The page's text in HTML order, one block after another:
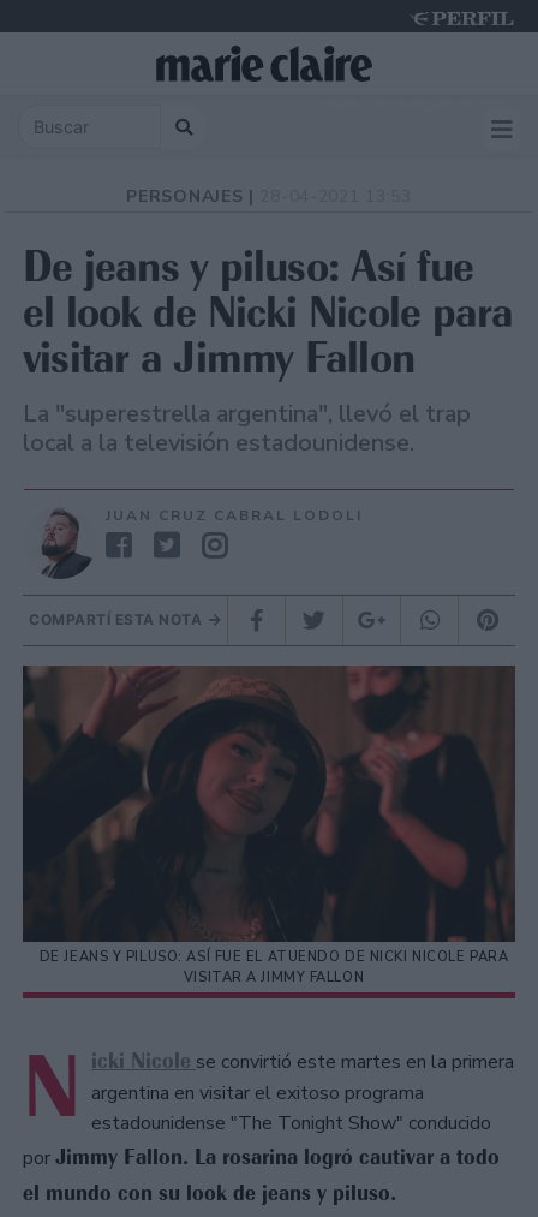
PERSONAJES |
De jeans y piluso: Así fue
el look de Nicki Nicole para
visitar a Jimmy Fallon
La "superestrella argentina", llevó el trap
local a la televisión estadounidense.
JUAN CRUZ CABRAL LODOLI
COMPARTÍ ESTA NOTA
DE JEANS Y PILUSO: ASÍ FUE EL ATUENDO DE NICKI NICOLE PARA
VISITAR A JIMMY FALLON
N icki Nicole se convirtió este martes en la primera
argentina en visitar el exitoso programa
estadounidense "The Tonight Show" conducido
porJimmy Fallon. La rosarina logró cautivar a todo
el mundo con su look de jeans y piluso.